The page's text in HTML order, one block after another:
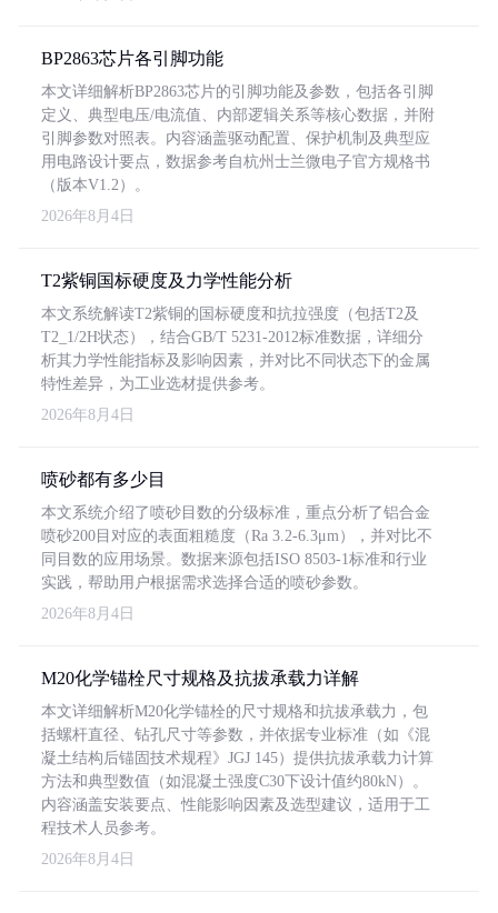
BP2863芯片各引脚功能
本文详细解析BP2863芯片的引脚功能及参数，包括各引脚
定义、典型电压/电流值、内部逻辑关系等核心数据，并附
引脚参数对照表。内容涵盖驱动配置、保护机制及典型应
用电路设计要点，数据参考自杭州士兰微电子官方规格书
（版本V1.2）。
2026年8月4日
T2紫铜国标硬度及力学性能分析
本文系统解读T2紫铜的国标硬度和抗拉强度（包括T2及
T2_1/2H状态），结合GB/T 5231-2012标准数据，详细分
析其力学性能指标及影响因素，并对比不同状态下的金属
特性差异，为工业选材提供参考。
2026年8月4日
喷砂都有多少目
本文系统介绍了喷砂目数的分级标准，重点分析了铝合金
喷砂200目对应的表面粗糙度（Ra 3.2-6.3μm），并对比不
同目数的应用场景。数据来源包括ISO 8503-1标准和行业
实践，帮助用户根据需求选择合适的喷砂参数。
2026年8月4日
M20化学锚栓尺寸规格及抗拔承载力详解
本文详细解析M20化学锚栓的尺寸规格和抗拔承载力，包
括螺杆直径、钻孔尺寸等参数，并依据专业标准（如《混
凝土结构后锚固技术规程》JGJ 145）提供抗拔承载力计算
方法和典型数值（如混凝土强度C30下设计值约80kN）。
内容涵盖安装要点、性能影响因素及选型建议，适用于工
程技术人员参考。
2026年8月4日